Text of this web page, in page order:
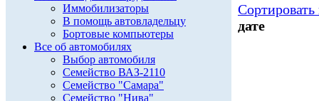
Иммобилизаторы
В помощь автовладельцу
Бортовые компьютеры
Все об автомобилях
Выбор автомобиля
Семейство ВАЗ-2110
Семейство "Самара"
Семейство "Нива"
дате